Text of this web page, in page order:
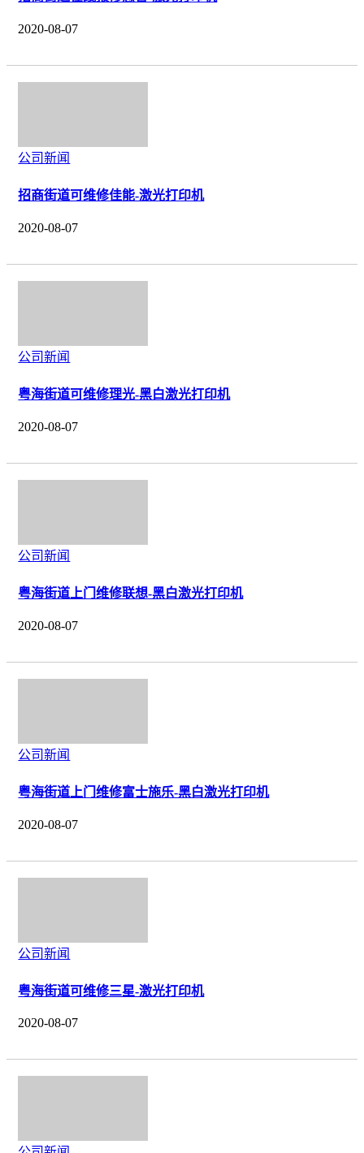
2020-08-07
公司新闻
招商街道可维修佳能-激光打印机
2020-08-07
公司新闻
粤海街道可维修理光-黑白激光打印机
2020-08-07
公司新闻
粤海街道上门维修联想-黑白激光打印机
2020-08-07
公司新闻
粤海街道上门维修富士施乐-黑白激光打印机
2020-08-07
公司新闻
粤海街道可维修三星-激光打印机
2020-08-07